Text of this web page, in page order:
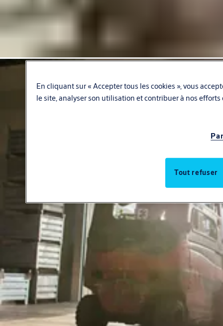
En cliquant sur « Accepter tous les cookies », vous
le site, analyser son utilisation et contribuer à nos
Tout refuser